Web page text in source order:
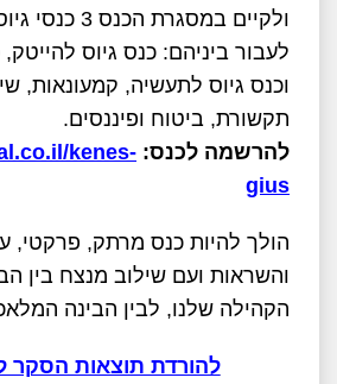
ולקיים במסגרת
לעבור ביניהם: כנס גיוס להייטק,
וכנס גיוס לתעשיה, קמעונאות,
תקשורת, ביטוח ופיננסים.
להרשמה לכנס: kenes-
gius
הולך להיות כנס מרתק, פרקטי,
והשראות ועם שילוב מנצח בין
הקהילה שלנו, לבין הבינה
להורדת תוצאות הסקר